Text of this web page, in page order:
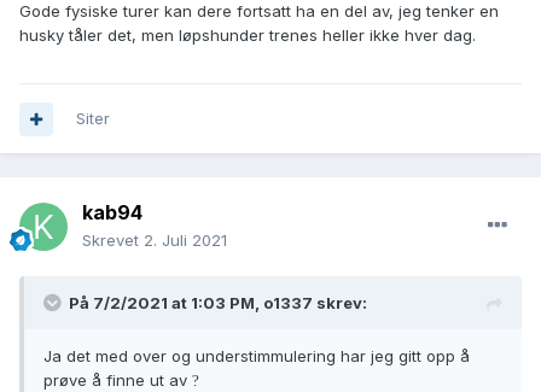
Gode fysiske turer kan dere fortsatt ha en del av, jeg tenker en
husky tåler det, men løpshunder trenes heller ikke hver dag.
Siter
kab94
Skrevet 2. Juli 2021
På 7/2/2021 at 1:03 PM, o1337 skrev:
Ja det med over og understimmulering har jeg gitt opp å
prøve å finne ut av ?